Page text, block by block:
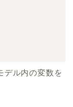
デル内の変数を